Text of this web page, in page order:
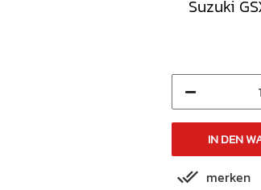
Suzuki
IN DEN
merken